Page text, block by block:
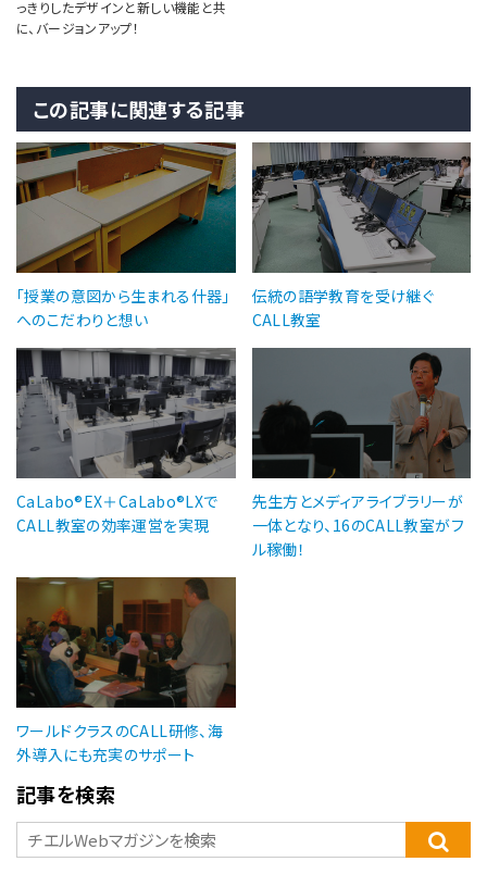
っきりしたデザインと新しい機能と共
に、バージョンアップ！
この記事に関連する記事
「授業の意図から生まれる什器」
へのこだわりと想い
伝統の語学教育を受け継ぐ
CALL教室
CaLabo®EX＋CaLabo®LXで
CALL教室の効率運営を実現
先生方とメディアライブラリーが
一体となり、16のCALL教室がフ
ル稼働！
ワールドクラスのCALL研修、海
外導入にも充実のサポート
記事を検索